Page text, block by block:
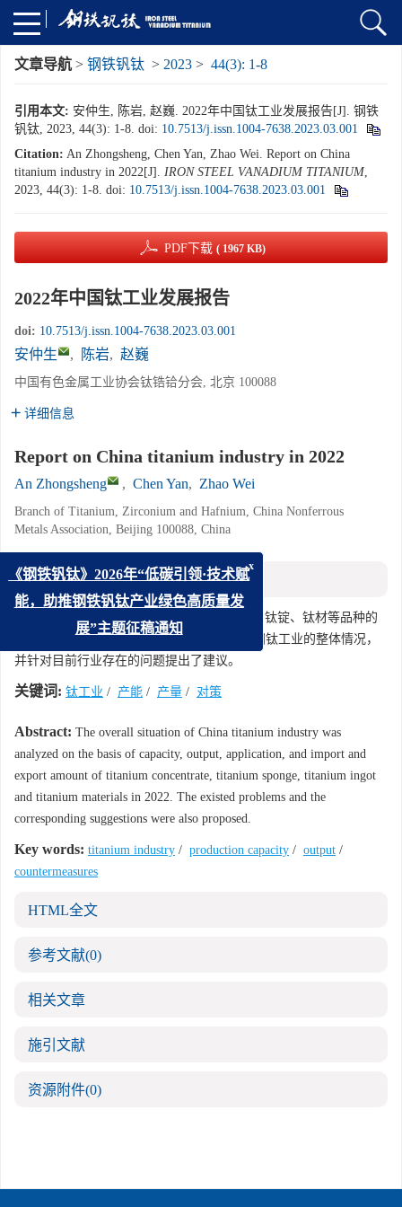
文章导航 > 钢铁钒钛 > 2023 > 44(3): 1-8
引用本文: 安仲生, 陈岩, 赵巍. 2022年中国钛工业发展报告[J]. 钢铁
钒钛, 2023, 44(3): 1-8. doi: 10.7513/j.issn.1004-7638.2023.03.001
Citation: An Zhongsheng, Chen Yan, Zhao Wei. Report on China
titanium industry in 2022[J]. IRON STEEL VANADIUM TITANIUM,
2023, 44(3): 1-8. doi: 10.7513/j.issn.1004-7638.2023.03.001
PDF下载 ( 1967 KB)
2022年中国钛工业发展报告
doi: 10.7513/j.issn.1004-7638.2023.03.001
安仲生 , 陈岩, 赵巍
中国有色金属工业协会钛锆铪分会, 北京 100088
详细信息
Report on China titanium industry in 2022
An Zhongsheng , Chen Yan, Zhao Wei
Branch of Titanium, Zirconium and Hafnium, China Nonferrous
Metals Association, Beijing 100088, China
摘要
从2022年我国钛工业钛精矿、海绵钛、钛锭、钛材等品种的
产能、产量、应用和进出口等数据分析了我国钛工业的整体情况，
并针对目前行业存在的问题提出了建议。
关键词: 钛工业 / 产能 / 产量 / 对策
Abstract: The overall situation of China titanium industry was
analyzed on the basis of capacity, output, application, and import and
export amount of titanium concentrate, titanium sponge, titanium ingot
and titanium materials in 2022. The existed problems and the
corresponding suggestions were also proposed.
Key words: titanium industry / production capacity / output /
countermeasures
HTML全文
参考文献(0)
相关文章
施引文献
资源附件(0)
《钢铁钒钛》2026年“低碳引领·技术赋
能，助推钢铁钒钛产业绿色高质量发
展”主题征稿通知